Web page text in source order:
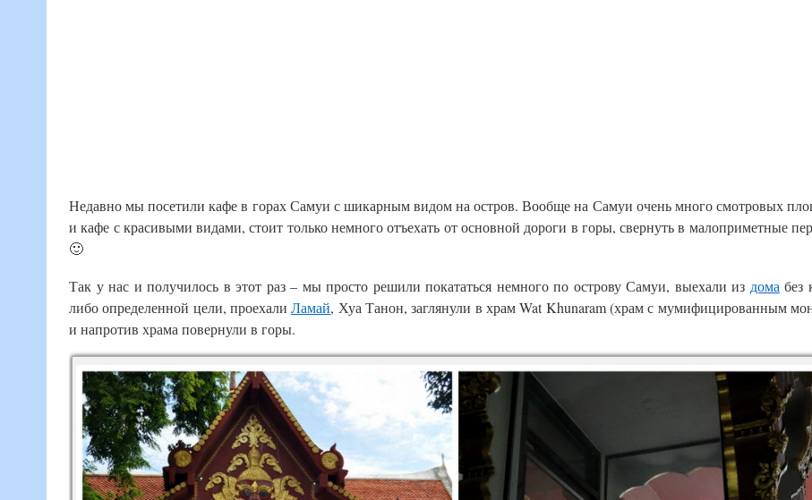
Недавно мы посетили кафе в горах Самуи с шикарным видом на остров. Вообще на Самуи очень много смотровых
и кафе с красивыми видами, стоит только немного отъехать от основной дороги в горы, свернуть в малоприметные
🙂
Так у нас и получилось в этот раз – мы просто решили покататься немного по острову Самуи, выехали из дома без
либо определенной цели, проехалиЛамай, Хуа Танон, заглянули в храм Wat Khunaram (храм с мумифицированным
и напротив храма повернули в горы.